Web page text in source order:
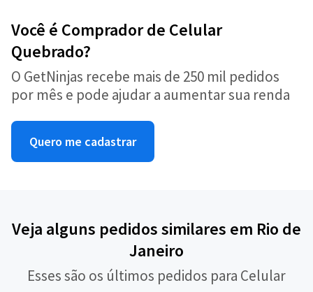
Você é Comprador de Celular
Quebrado?
O GetNinjas recebe mais de 250 mil pedidos
por mês e pode ajudar a aumentar sua renda
Quero me cadastrar
Veja alguns pedidos similares em Rio de
Janeiro
Esses são os últimos pedidos para Celular